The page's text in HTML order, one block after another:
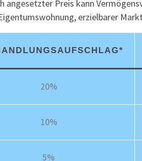
angesetzter Preis kann
erzielbarer
20%
10%
5%